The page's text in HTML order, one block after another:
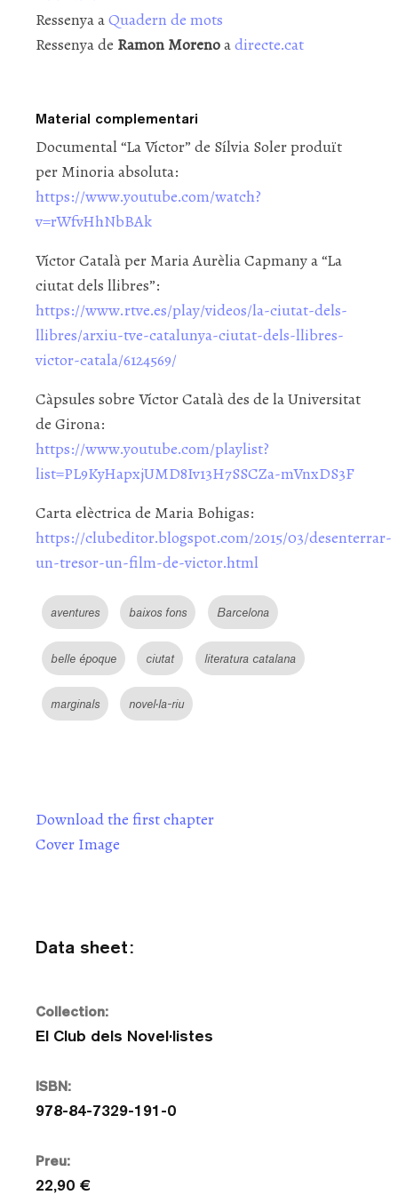
Ressenya aQuadern de mots
Ressenya de Ramon Morenoadirecte.cat
Material complementari
Documental “La Víctor” de Sílvia Soler produït
per Minoria absoluta:
https://www.youtube.com/watch?
v=rWfvHhNbBAk
Víctor Català per Maria Aurèlia Capmany a “La
ciutat dels llibres”:
https://www.rtve.es/play/videos/la-ciutat-dels-
llibres/arxiu-tve-catalunya-ciutat-dels-llibres-
victor-catala/6124569/
Càpsules sobre Víctor Català des de la Universitat
de Girona:
https://www.youtube.com/playlist?
list=PL9KyHapxjUMD8Iv13H7SSCZa-mVnxDS3F
Carta elèctrica de Maria Bohigas:
https://clubeditor.blogspot.com/2015/03/desenterrar-
un-tresor-un-film-de-victor.html
aventures baixos fons Barcelona
belle époque ciutat literatura catalana
marginals novel·la-riu
Download the first chapter
Cover Image
Data sheet:
Collection:
El Club dels Novel·listes
ISBN:
978-84-7329-191-0
Preu:
22,90 €